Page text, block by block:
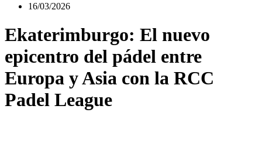
16/03/2026
Ekaterimburgo: El nuevo
epicentro del pádel entre
Europa y Asia con la RCC
Padel League